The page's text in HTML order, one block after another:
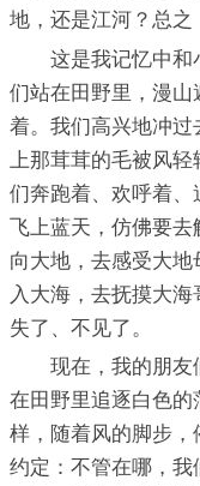
地，还是江河？总之
这是我记忆中和
们站在田野里，漫
着。我们高兴地冲
上那茸茸的毛被风
们奔跑着、欢呼着
飞上蓝天，仿佛要
向大地，去感受大
入大海，去抚摸大
失了、不见了。
现在，我的朋友
在田野里追逐白色
样，随着风的脚步
约定：不管在哪，